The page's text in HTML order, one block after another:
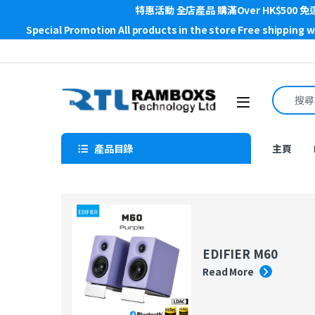
特惠活動 全店產品 購滿Over HK$500 免
Special Promotion All products in the store Free shipping
Skip to navigation
Skip to content
Open Search
產品目錄 主頁
EDIFIER M60
Read More